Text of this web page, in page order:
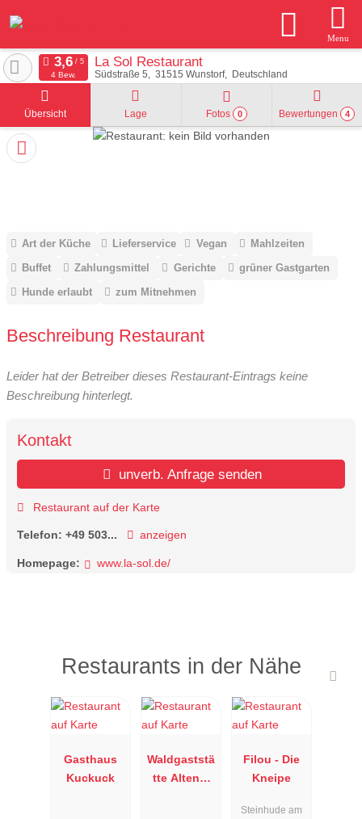
Menu
La Sol Restaurant
Südstraße 5 31515 Wunstorf Deutschland
4 Bew.
Übersicht Lage Fotos 0 Bewertungen 4
Art der Küche Lieferservice Vegan
Mahlzeiten
Buffet
Zahlungsmittel Gerichte
grüner Gastgarten
Hunde erlaubt
zum Mitnehmen
Beschreibung Restaurant
Leider hat der Betreiber dieses Restaurant-Eintrags keine
Beschreibung hinterlegt.
Kontakt
unverb. Anfrage senden
Restaurant auf der Karte
Telefon: +49 503... anzeigen
Homepage: www.la-sol.de/
Restaurants in der Nähe
Gasthaus
Kuckuck
Waldgaststä
tte Altens-
Filou - Die
Kneipe
Steinhude am